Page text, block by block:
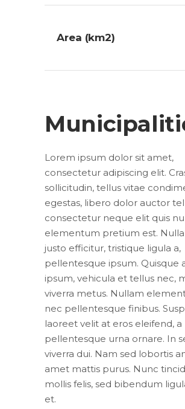
Area (km2)
Lorem ipsum dolor sit amet,
consectetur adipiscing elit.
sollicitudin, tellus vitae
egestas, libero dolor auctor
consectetur neque elit quis
elementum pretium est.
justo efficitur, tristique ligula a,
pellentesque ipsum. Quisque
ipsum, vehicula et tellus nec,
viverra metus. Nullam
nec pellentesque finibus.
laoreet velit at eros eleifend, a
pellentesque urna ornare. In
viverra dui. Nam sed lobortis
amet mattis purus. Nunc
mollis felis, sed bibendum
et.